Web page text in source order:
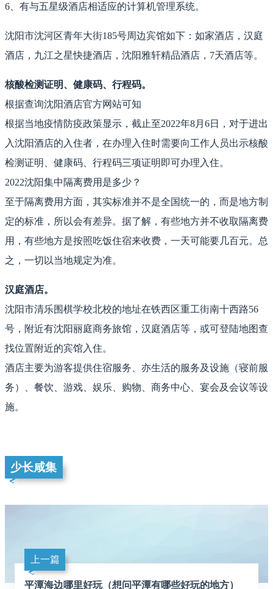
6、有与五星级酒店相适应的计算机管理系统。
沈阳市沈河区青年大街185号周边宾馆如下：如家酒店，汉庭
酒店，九江之星快捷酒店，沈阳雅轩精品酒店，7天酒店等。
核酸检测证明、健康码、行程码。
根据查询沈阳酒店官方网站可知
根据当地疫情防疫政策显示，截止至2022年8月6日，对于进出
入沈阳酒店的入住者，在办理入住时需要向工作人员出示核酸
检测证明、健康码、行程码三项证明即可办理入住。
2022沈阳集中隔离费用是多少？
至于隔离费用方面，其实标准并不是全国统一的，而是地方制
定的标准，所以会有差异。据了解，有些地方并不收取隔离费
用，有些地方是按照吃饭住宿来收费，一天可能要几百元。总
之，一切以当地规定为准。
汉庭酒店。
沈阳市清乐围棋学校北校的地址在铁西区重工街南十西路56
号，附近有沈阳丽庭商务旅馆，汉庭酒店等，或可登陆地图查
找位置附近的宾馆入住。
酒店主要为游客提供住宿服务、亦生活的服务及设施（寝前服
务）、餐饮、游戏、娱乐、购物、商务中心、宴会及会议等设
施。
少长咸集
上一篇
平潭海边哪里好玩（想问平潭有哪些好玩的地方）